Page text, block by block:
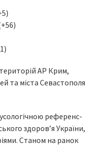
АР Крим,
та міста Севастополя
референс-
здоров’я України,
Станом на ранок